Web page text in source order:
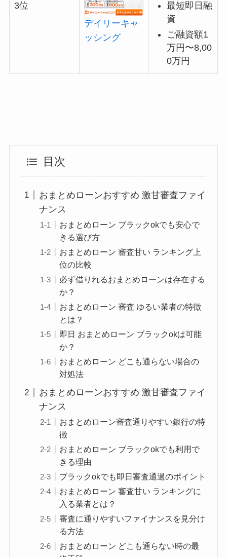
3位
デイリーキャ
ッシング
最短即日融
資
ご融資額1
万円〜8,00
0万円
目次
おまとめローンおすすめ 激甘審査ファイ
ナンス
おまとめローン ブラックokでも安心で
きる選び方
おまとめローン 審査甘い ランキング上
位の比較
必ず借りれるおまとめローンは存在する
か？
おまとめローン 審査 ゆるい業者の特徴
とは？
即日 おまとめローン ブラックokは可能
か？
おまとめローン どこも通らない場合の
対処法
おまとめローンおすすめ 激甘審査ファイ
ナンス
おまとめローン審査通りやすい銀行の特
徴
おまとめローン ブラックokでも利用で
きる理由
ブラックokでも即日審査通過のポイント
おまとめローン 審査甘い ランキングに
入る業者とは？
審査に通りやすいファイナンスを見分け
る方法
おまとめローン どこも通らない時の最